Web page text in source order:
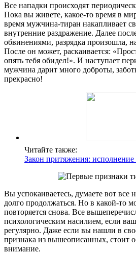
Все нападки происходят
Пока вы живете, какое-то время в
время мужчина-тиран накапливает
внутренние раздражение. Далее
обвинениями, разрядка произошла,
После он может, раскаивается:
опять тебя обидел!». И наступает
мужчина дарит много доброты,
прекрасно!
Читайте также:
Закон притяжения:
Вы успокаиваетесь, думаете вот все
долго продолжаться. Но в какой-то
повторяется снова. Все
психологическим насилием, если
регулярно. Даже если вы нашли в
признака из вышеописанных, стоит
внимание.